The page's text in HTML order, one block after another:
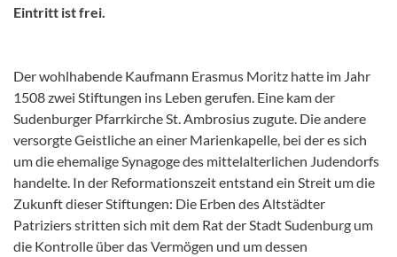
Eintritt ist frei.
Der wohlhabende Kaufmann Erasmus Moritz hatte im Jahr
1508 zwei Stiftungen ins Leben gerufen. Eine kam der
Sudenburger Pfarrkirche St. Ambrosius zugute. Die andere
versorgte Geistliche an einer Marienkapelle, bei der es sich
um die ehemalige Synagoge des mittelalterlichen Judendorfs
handelte. In der Reformationszeit entstand ein Streit um die
Zukunft dieser Stiftungen: Die Erben des Altstädter
Patriziers stritten sich mit dem Rat der Stadt Sudenburg um
die Kontrolle über das Vermögen und um dessen